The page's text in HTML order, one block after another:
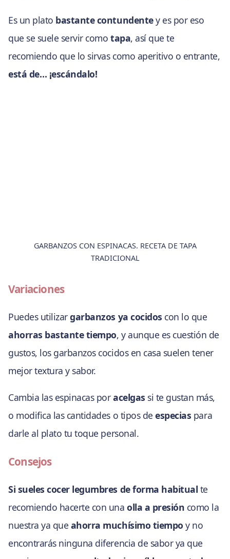
Es un plato bastante contundentey es por eso
que se suele servir comotapa, así que te
recomiendo que lo sirvas como aperitivo o entrante,
está de… ¡escándalo!
GARBANZOS CON ESPINACAS. RECETA DE TAPA
TRADICIONAL
Variaciones
Puedes utilizargarbanzos ya cocidos con lo que
ahorras bastante tiempo, y aunque es cuestión de
gustos, los garbanzos cocidos en casa suelen tener
mejor textura y sabor.
Cambia las espinacas poracelgas si te gustan más,
o modifica las cantidades o tipos deespecias para
darle al plato tu toque personal.
Consejos
Si sueles cocer legumbres de forma habitual te
recomiendo hacerte con unaolla a presión como la
nuestra ya que ahorra muchísimo tiempo y no
encontrarás ninguna diferencia de sabor ya que